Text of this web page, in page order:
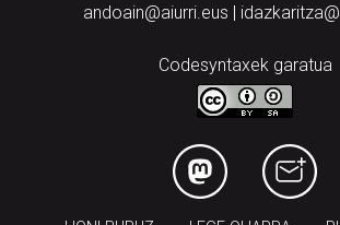
andoain@aiurri.eus |
Codesyntaxek garatua